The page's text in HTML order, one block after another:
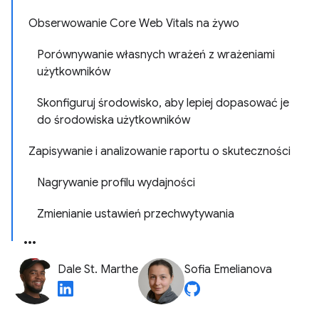
Obserwowanie Core Web Vitals na żywo
Porównywanie własnych wrażeń z wrażeniami
użytkowników
Skonfiguruj środowisko, aby lepiej dopasować je
do środowiska użytkowników
Zapisywanie i analizowanie raportu o skuteczności
Nagrywanie profilu wydajności
Zmienianie ustawień przechwytywania
Dale St. Marthe Sofia Emelianova